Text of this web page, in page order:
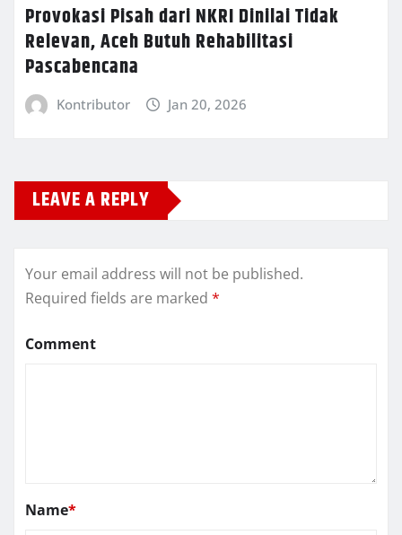
Provokasi Pisah dari NKRI Dinilai Tidak
Relevan, Aceh Butuh Rehabilitasi
Pascabencana
Kontributor Jan 20, 2026
LEAVE A REPLY
Your email address will not be published.
Required fields are marked *
Comment
Name*